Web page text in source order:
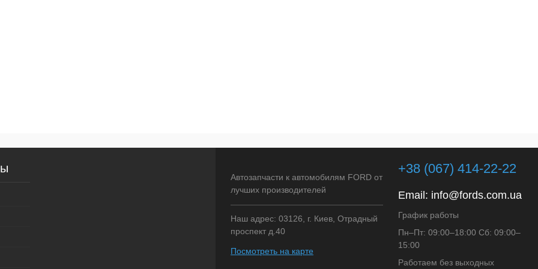
Автозапчасти к автомобилям FORD от
лучших производителей
Наш адрес: 03126, г. Киев, Отрадный
проспект д.40
Посмотреть на карте
+38 (067) 414-22-22
Email: info@fords.com.ua
График работы
Пн–Пт: 09:00–18:00 Сб: 09:00–
15:00
Работаем без выходных